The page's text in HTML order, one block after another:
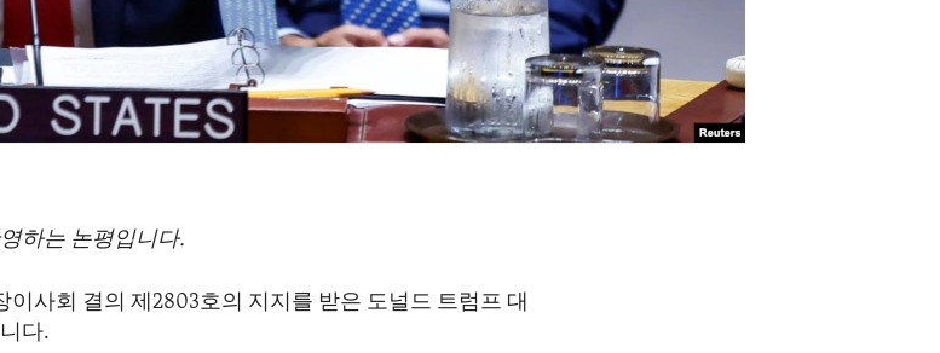
하는 논평입니다.
사회 결의 제2803호의 지지를 받은 도널드 트럼프 대
다.